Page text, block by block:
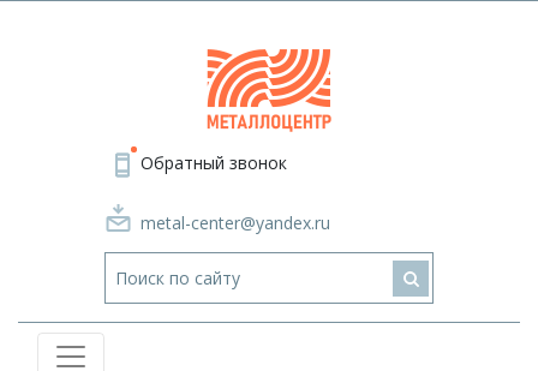
Обратный звонок
metal-center@yandex.ru